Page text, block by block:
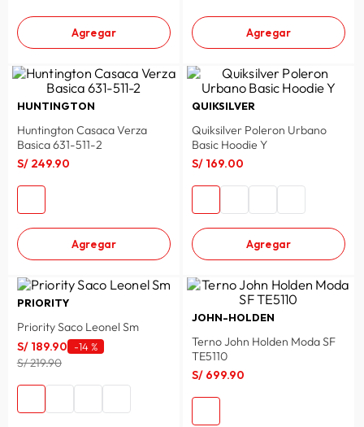
Agregar Agregar
HUNTINGTON
Huntington Casaca Verza
Basica 631-511-2
S/ 249.90
Agregar
QUIKSILVER
Quiksilver Poleron Urbano
Basic Hoodie Y
S/ 169.00
Agregar
PRIORITY
Priority Saco Leonel Sm
S/ 189.90 -14 %
S/ 219.90
JOHN-HOLDEN
Terno John Holden Moda SF
TE5110
S/ 699.90